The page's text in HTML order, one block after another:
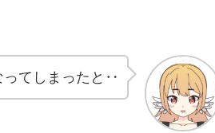
ってしまったと‥